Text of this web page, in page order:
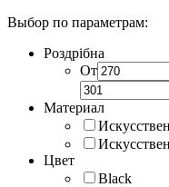
Выбор по параметрам:
Роздрібна
От
Материал
Цвет
Black